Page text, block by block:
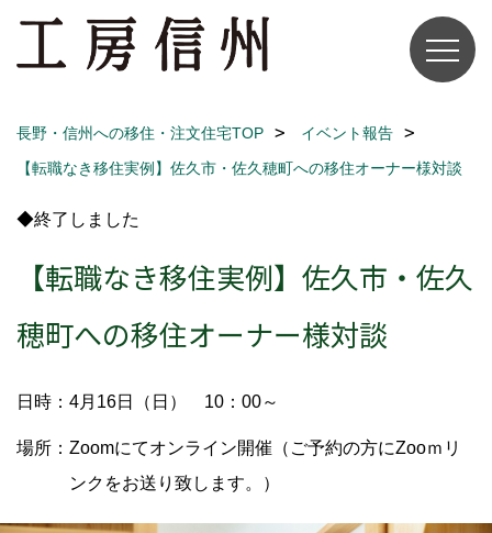
長野・信州への移住・注文住宅TOP
イベント報告
【転職なき移住実例】佐久市・佐久穂町への移住オーナー様対談
◆終了しました
【転職なき移住実例】佐久市・佐久
穂町への移住オーナー様対談
日時：4月16日（日） 10：00～
場所：Zoomにてオンライン開催（ご予約の方にZooｍリ
ンクをお送り致します。）